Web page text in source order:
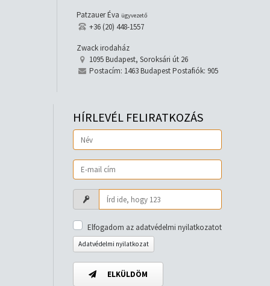
Patzauer Éva ügyvezető
+36 (20) 448-1557
Zwack irodaház
1095 Budapest, Soroksári út 26
Postacím: 1463 Budapest Postafiók: 905
HÍRLEVÉL FELIRATKOZÁS
Elfogadom az adatvédelmi nyilatkozatot
Adatvédelmi nyilatkozat
ELKÜLDÖM